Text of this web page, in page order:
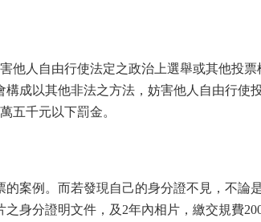
他人自由行使法定之政治上選舉或其他投票
成以其他非法之方法，妨害他人自由行使
五千元以下罰金。
案例。而若發現自己的身分證不見，不論
身分證明文件，及2年內相片，繳交規費